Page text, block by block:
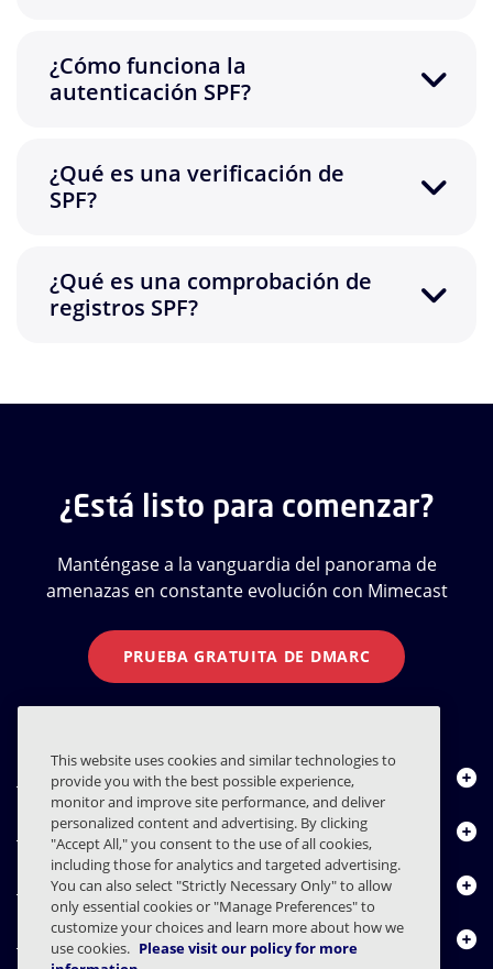
¿Cómo funciona la
autenticación SPF?
¿Qué es una verificación de
SPF?
¿Qué es una comprobación de
registros SPF?
¿Está listo para comenzar?
Manténgase a la vanguardia del panorama de
amenazas en constante evolución con Mimecast
PRUEBA GRATUITA DE DMARC
Quiénes somos
Productos
Centro de Recursos
Contáctenos
This website uses cookies and similar technologies to
provide you with the best possible experience,
monitor and improve site performance, and deliver
personalized content and advertising. By clicking
"Accept All," you consent to the use of all cookies,
including those for analytics and targeted advertising.
You can also select "Strictly Necessary Only" to allow
only essential cookies or "Manage Preferences" to
customize your choices and learn more about how we
use cookies. Please visit our policy for more